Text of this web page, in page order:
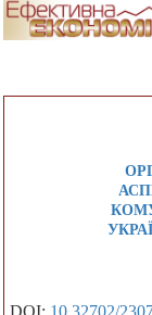
DOI: 10.32702/